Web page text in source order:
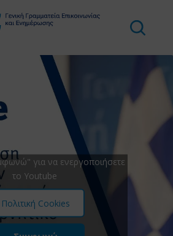
για να ενεργοποιήσετε
το Youtube
Πολιτική Cookies